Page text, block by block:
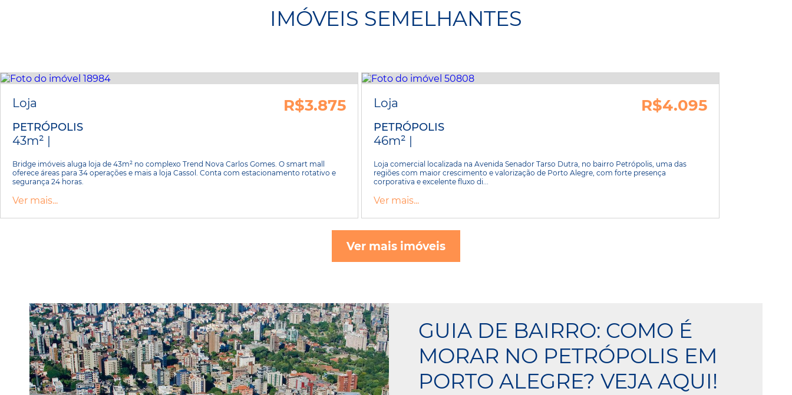
IMÓVEIS SEMELHANTES
Loja R$3.875
PETRÓPOLIS
43m² |
Bridge imóveis aluga loja de 43m² no complexo Trend Nova Carlos Gomes. O smart mall
oferece áreas para 34 operações e mais a loja Cassol. Conta com estacionamento rotativo e
segurança 24 horas.
Ver mais...
Loja R$4.095
PETRÓPOLIS
46m² |
Loja comercial localizada na Avenida Senador Tarso Dutra, no bairro Petrópolis, uma das
regiões com maior crescimento e valorização de Porto Alegre, com forte presença
corporativa e excelente fluxo di...
Ver mais...
Ver mais imóveis
GUIA DE BAIRRO: COMO É
MORAR NO PETRÓPOLIS EM
PORTO ALEGRE? VEJA AQUI!